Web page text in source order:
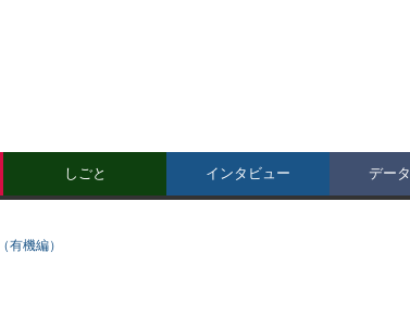
しごと インタビュー デー
有機編）